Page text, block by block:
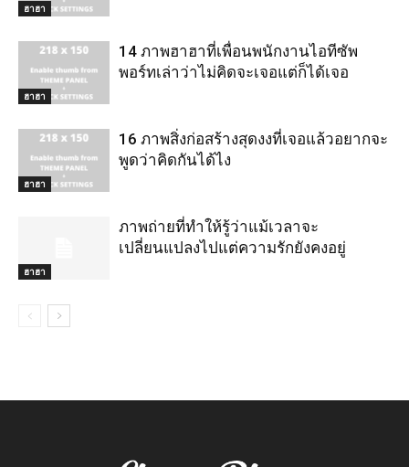
ฮาฮา
ฮาฮา
14 ภาพฮาฮาที่เพื่อนพนักงานไอทีซัพ
พอร์ทเล่าว่าไม่คิดจะเจอแต่ก็ได้เจอ
ฮาฮา
16 ภาพสิ่งก่อสร้างสุดงงที่เจอแล้วอยากจะ
พูดว่าคิดกันได้ไง
ฮาฮา
ภาพถ่ายที่ทำให้รู้ว่าแม้เวลาจะ
เปลี่ยนแปลงไปแต่ความรักยังคงอยู่